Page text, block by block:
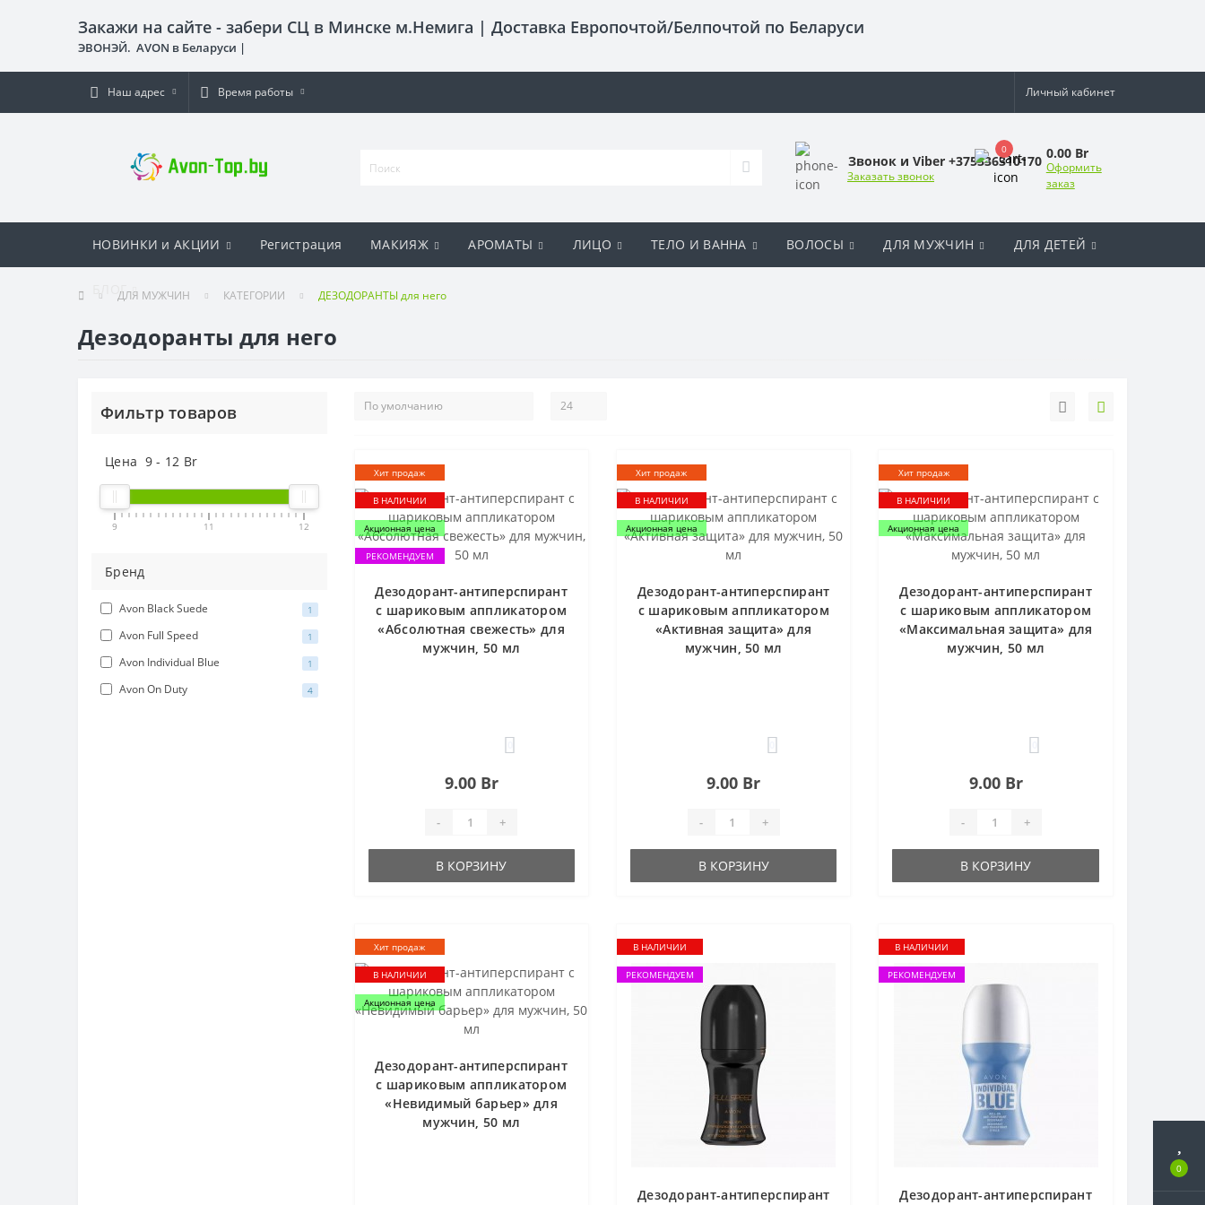
0
Закажи на сайте - забери СЦ в Минске м.Немига | Доставка Европочтой/Белпочтой по Беларуси
ЭВОНЭЙ. AVON в Беларуси |
Наш адрес Время работы Личный кабинет
Звонок и Viber +375336310170
Заказать звонок
0 0.00 Br
Оформить
заказ
НОВИНКИ и АКЦИИ Регистрация МАКИЯЖ АРОМАТЫ ЛИЦО ТЕЛО И ВАННА ВОЛОСЫ ДЛЯ МУЖЧИН ДЛЯ ДЕТЕЙ
БЛОГДЛЯ МУЖЧИН КАТЕГОРИИ ДЕЗОДОРАНТЫ для него
Дезодоранты для него
Фильтр товаров
Цена 9 - 12 Br
9 11 12
Бренд
Avon Black Suede 1
Avon Full Speed 1
Avon Individual Blue 1
Avon On Duty 4
Хит продаж
В НАЛИЧИИ
Акционная цена
РЕКОМЕНДУЕМ
Дезодорант-антиперспирант
с шариковым аппликатором
«Абсолютная свежесть» для
мужчин, 50 мл
9.00 Br
- +
В КОРЗИНУ
Хит продаж
В НАЛИЧИИ
Акционная цена
Дезодорант-антиперспирант
с шариковым аппликатором
«Активная защита» для
мужчин, 50 мл
9.00 Br
- +
В КОРЗИНУ
Хит продаж
В НАЛИЧИИ
Акционная цена
Дезодорант-антиперспирант
с шариковым аппликатором
«Максимальная защита» для
мужчин, 50 мл
9.00 Br
- +
В КОРЗИНУ
Хит продаж
В НАЛИЧИИ
Акционная цена
Дезодорант-антиперспирант
с шариковым аппликатором
«Невидимый барьер» для
мужчин, 50 мл
В НАЛИЧИИ
РЕКОМЕНДУЕМ
Дезодорант-антиперспирант
В НАЛИЧИИ
РЕКОМЕНДУЕМ
Дезодорант-антиперспирант